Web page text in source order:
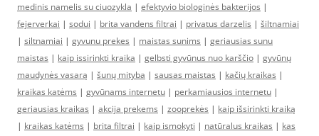
medinis namelis su ciuozykla | efektyvio biologinės bakterijos |
fejerverkai | sodui | brita vandens filtrai | privatus darzelis | šiltnamiai
| siltnamiai | gyvunu prekes | maistas sunims | geriausias sunu
maistas | kaip issirinkti kraika | gelbsti gyvūnus nuo karščio | gyvūnų
maudynės vasarą | šunų mityba | sausas maistas | kačių kraikas |
kraikas katėms | gyvūnams internetu | perkamiausios internetu |
geriausias kraikas | akcija prekems | zooprekės | kaip išsirinkti kraiką
| kraikas katėms | brita filtrai | kaip ismokyti | natūralus kraikas | kas